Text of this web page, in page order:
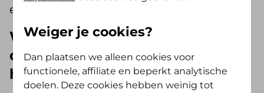
eigen bijdrage.
Wanneer wij een
declaratieoverzicht sturen,
hangt af van de situatie
Weiger je cookies?
Dan plaatsen we alleen cookies voor
functionele, affiliate en beperkt analytische
doelen. Deze cookies hebben weinig tot